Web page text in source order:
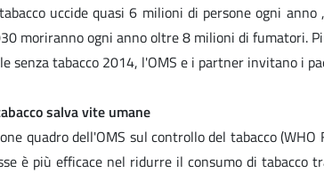
uccide quasi 6 milioni di persone ogni
moriranno ogni anno oltre 8 milioni di fumatori.
senza tabacco 2014, l'OMS e i partner invitano i
salva vite umane
quadro dell'OMS sul controllo del tabacco
è più efficace nel ridurre il consumo di